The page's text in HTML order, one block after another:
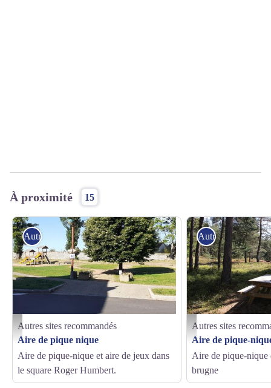
À proximité 15
Square Roger Humbert - OTLF
Autres sites recommandés
Autres sites recommandés
Aire de pique nique
Aire de pique-nique et aire de jeux dans
le square Roger Humbert.
Bois de la Brugne - Office
Autres sites
Autres sites
Aire de pique-
Aire de pique-nique
brugne